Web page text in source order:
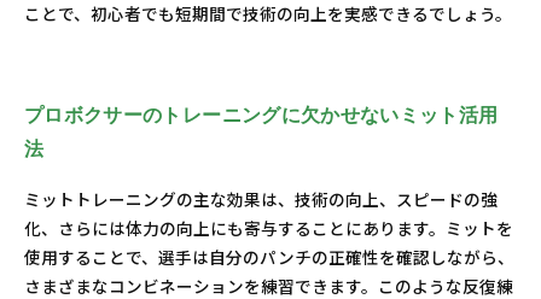
ことで、初心者でも短期間で技術の向上を実感できるでしょう。
プロボクサーのトレーニングに欠かせないミット活用
法
ミットトレーニングの主な効果は、技術の向上、スピードの強
化、さらには体力の向上にも寄与することにあります。ミットを
使用することで、選手は自分のパンチの正確性を確認しながら、
さまざまなコンビネーションを練習できます。このような反復練